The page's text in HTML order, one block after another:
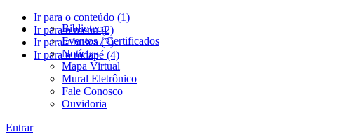
Ir para o conteúdo (1)
Ir para o menu (2)
Ir para a busca (3)
Ir para o rodapé (4)
Biblioteca
Eventos / Certificados
Notícias
Mapa Virtual
Mural Eletrônico
Fale Conosco
Ouvidoria
Entrar